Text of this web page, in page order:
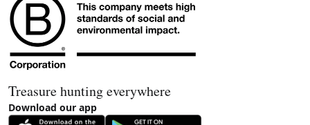
Treasure hunting everywhere
Download our app